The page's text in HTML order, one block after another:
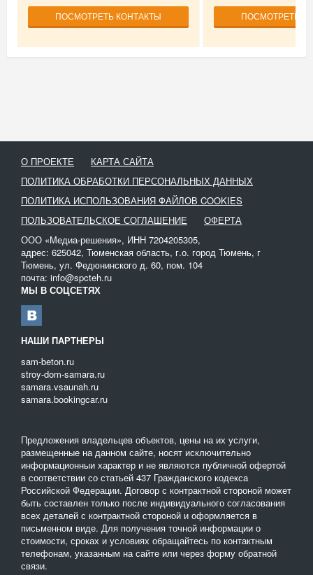
ПОСМОТРЕТЬ КОНТАКТЫ ПОСМОТРЕТЬ
О ПРОЕКТЕ
КАРТА САЙТА
ПОЛИТИКА ОБРАБОТКИ ПЕРСОНАЛЬНЫХ ДАННЫХ
ПОЛИТИКА ИСПОЛЬЗОВАНИЯ ФАЙЛОВ COOKIES
ПОЛЬЗОВАТЕЛЬСКОЕ СОГЛАШЕНИЕ
ОФЕРТА
ООО «Медиа-решения», ИНН 7204205305,
адрес: 625042, Тюменская область, г.о. город Тюмень, г
Тюмень, ул. Федюнинского д. 60, пом. 104
почта: info@spcteh.ru
МЫ В СОЦСЕТЯХ
НАШИ ПАРТНЕРЫ
sam-beton.ru
stroy-dom-samara.ru
samara.vsaunah.ru
samara.bookingcar.ru
Предложения владельцев объектов, цены на их услуги,
размещенные на данном сайте, носят исключительно
информационныи характер и не являются публичной офертой
в соответствии со статьей 437 Гражданского кодекса
Российской Федерации. Договор с контрактной стороной может
быть составлен только после индивидуального согласования
всех деталей с контрактной стороной и оформляется в
письменном виде. Для получения точной информации о
стоимости, сроках и условиях обращайтесь по контактным
телефонам, указанным на сайте или через форму обратной
связи.